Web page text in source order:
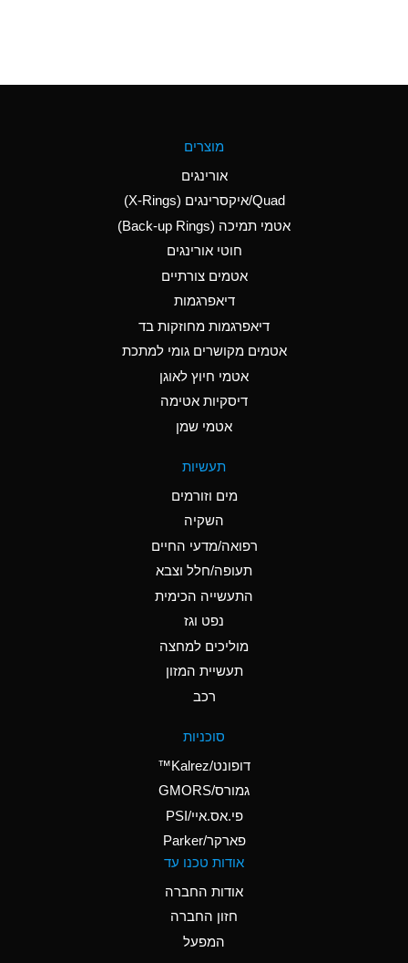
Aluminum Nitrate
(Aqueous)
Aluminum Phosphate
Ammonia Anhydrous
B
Ammonia Gas (cold)
A
Ammonia Gas (hot)
Ammonium Hydroxide
D
Ammonium Nitrate
Ammonium Nitrite
Ammonium Persulfate
Ammonium Phosphate
A
Ammonium Sulfate
A
Amyl Acetate (Banana
מוצרים
אורינגים
Quad/איקסרינגים (X-Rings)
אטמי תמיכה (Back-up Rings)
חוטי אורינגים
אטמים צורתיים
דיאפרגמות
דיאפרגמות מחוזקות בד
אטמים מקושרים גומי למתכת
אטמי חיוץ לאוגן
דיסקיות אטימה
אטמי שמן
תעשיות
מים וזורמים
השקיה
רפואה/מדעי החיים
תעופה/חלל וצבא
התעשייה הכימית
נפט וגז
מוליכים למחצה
תעשיית המזון
רכב
סוכניות
דופונט/Kalrez™
גמורס/GMORS
פי.אס.איי/PSI
פארקר/Parker
אודות טכנו עד
אודות החברה
חזון החברה
המפעל